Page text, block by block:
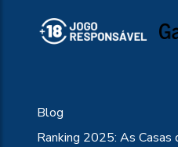
Blog
Ranking 2025: As